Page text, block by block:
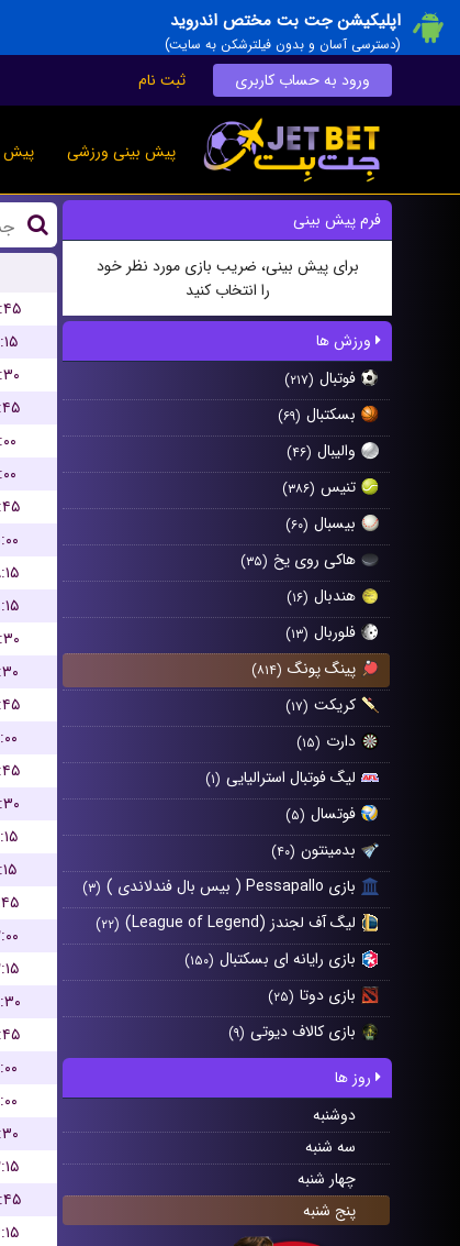
اپلیکیشن جت بت مختص اندروید
(دسترسی آسان و بدون فیلترشکن به سایت)
ورود به حساب کاربری ثبت نام
پیش بینی ورزشی پیش
فرم پیش بینی
برای پیش بینی، ضریب بازی مورد نظر خود
را انتخاب کنید
ورزش ها
فوتبال (۲۱۷)
بسکتبال (۶۹)
والیبال (۴۶)
تنیس (۳۸۶)
بیسبال (۶۰)
هاکی روی یخ (۳۵)
هندبال (۱۶)
فلوربال (۱۳)
پینگ پونگ (۸۱۴)
کریکت (۱۷)
دارت (۱۵)
لیگ فوتبال استرالیایی (۱)
فوتسال (۵)
بدمینتون (۴۰)
بازی Pessapallo ( بیس بال فندلاندی ) (۳)
لیگ آف لجندز (League of Legend) (۲۲)
بازی رایانه ای بسکتبال (۱۵۰)
بازی دوتا (۲۵)
بازی کالاف دیوتی (۹)
روز ها
دوشنبه
سه شنبه
چهار شنبه
پنج شنبه